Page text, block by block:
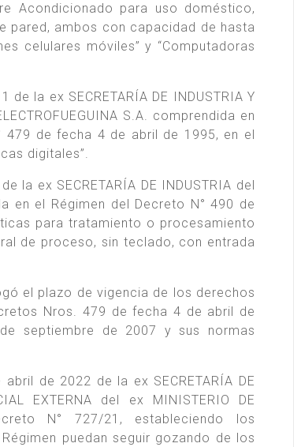
Acondicionado para uso doméstico,
pared, ambos con capacidad de hasta
celulares móviles” y “Computadoras
la ex SECRETARÍA DE INDUSTRIA Y
S.A. comprendida en
479 de fecha 4 de abril de 1995, en el
digitales”.
la ex SECRETARÍA DE INDUSTRIA del
en el Régimen del Decreto N° 490 de
para tratamiento o procesamiento
de proceso, sin teclado, con entrada
el plazo de vigencia de los derechos
Nros. 479 de fecha 4 de abril de
septiembre de 2007 y sus normas
de 2022 de la ex SECRETARÍA DE
EXTERNA del ex MINISTERIO DE
N° 727/21, estableciendo los
puedan seguir gozando de los